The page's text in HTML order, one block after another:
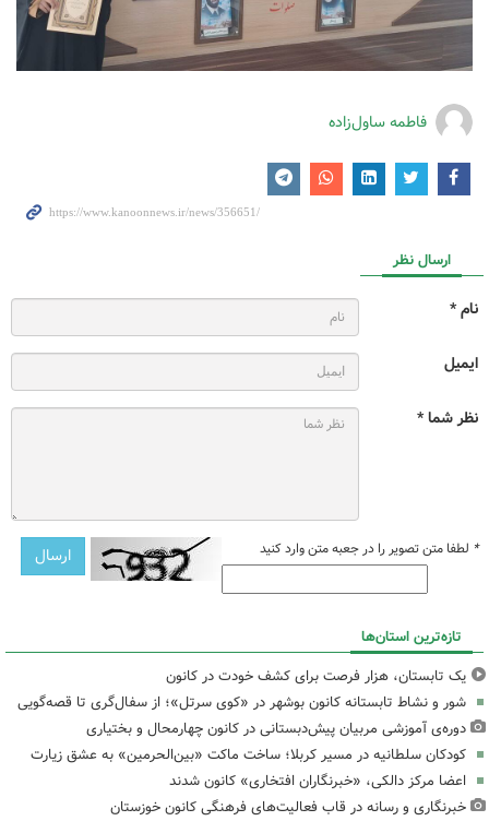
فاطمه ساول‌زاده
ارسال نظر
نام *
ایمیل
نظر شما *
* لطفا متن تصویر را در جعبه متن وارد کنید
تازه‌ترین استان‌ها
یک تابستان، هزار فرصت برای کشف خودت در کانون
شور و نشاط تابستانه کانون بوشهر در «کوی سرتل»؛ از سفال‌گری تا قصه‌گویی
دوره‌ی آموزشی مربیان پیش‌دبستانی در کانون چهارمحال و بختیاری
کودکان سلطانیه در مسیر کربلا؛ ساخت ماکت «بین‌الحرمین» به عشق زیارت
اعضا مرکز دالکی، «خبرنگاران افتخاری» کانون شدند
خبرنگاری و رسانه در قاب فعالیت‌های فرهنگی کانون خوزستان